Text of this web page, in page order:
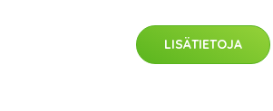
LISÄTIETOJA